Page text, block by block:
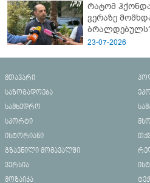
რატომ
ვერაზე
23-07-2026
მთავარი
საზოგადოება
სამხედრო
სპორტი
ისტორიანი
გზავნილი მომავალში
ვერსია
მოზაიკა